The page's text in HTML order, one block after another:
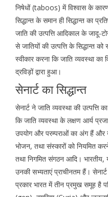
निषेधों (taboos) में विश्वास के
सिद्धान्त के समान ही सिद्धान्त का
जाति की उत्पत्ति आदिकाल के जादू-
से जातियों की उत्पत्ति के सिद्धान्त
स्वीकार करना कि जाति व्यवस्था का
द्रविड़ों द्वारा हुआ।
सेनार्ट का सिद्धान्त
सेनार्ट ने जाति व्यवस्था की उत्पत्ति
कि जाति व्यवस्था के लक्षण आर्य
उपयोग और परम्पराओं का अंग हैं और
भोजन, तथा संस्कारों को नियमित
तथा निगमित संगठन आदि। भारतीय,
उनकी सभ्यताएं प्राचीनतम हैं।
प्रकार भारत में तीन प्रमुख समूह है